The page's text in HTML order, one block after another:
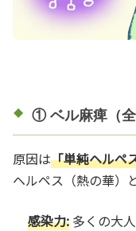
① ベル麻痺（全
原因は「単純ヘルペ
ヘルペス（熱の華）
感染力: 多くの大